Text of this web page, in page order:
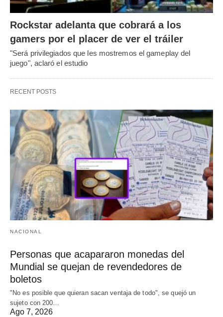
Rockstar adelanta que cobrará a los
gamers por el placer de ver el tráiler
"Será privilegiados que les mostremos el gameplay del
juego", aclaró el estudio
RECENT POSTS
NACIONAL
Personas que acapararon monedas del
Mundial se quejan de revendedores de
boletos
"No es posible que quieran sacan ventaja de todo", se quejó un
sujeto con 200…
Ago 7, 2026